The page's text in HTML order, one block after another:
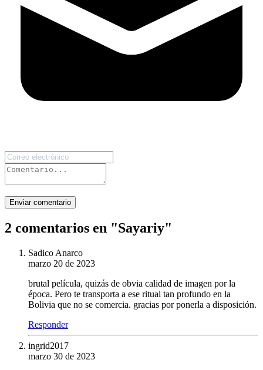
Enviar comentario
2 comentarios en "Sayariy"
Sadico Anarco
marzo 20 de 2023
brutal película, quizás de obvia calidad de imagen por la
época. Pero te transporta a ese ritual tan profundo en la
Bolivia que no se comercia. gracias por ponerla a disposición.
Responder
ingrid2017
marzo 30 de 2023